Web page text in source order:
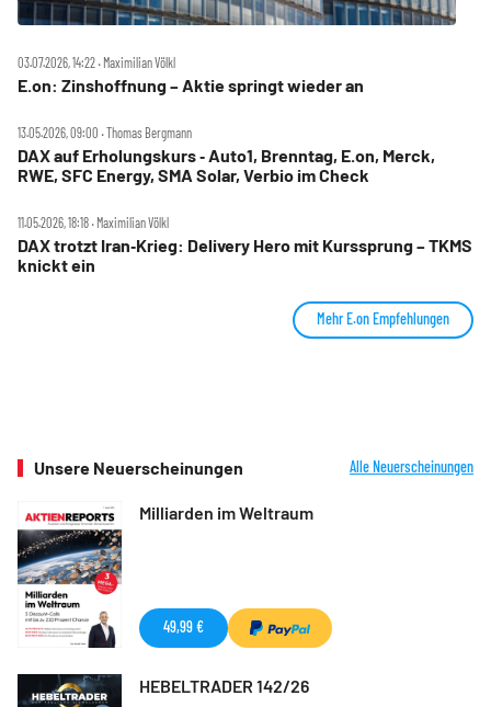
03.07.2026, 14:22 ‧ Maximilian Völkl
E.on: Zinshoffnung – Aktie springt wieder an
13.05.2026, 09:00 ‧ Thomas Bergmann
DAX auf Erholungskurs ‑ Auto1, Brenntag, E.on, Merck,
RWE, SFC Energy, SMA Solar, Verbio im Check
11.05.2026, 18:18 ‧ Maximilian Völkl
DAX trotzt Iran‑Krieg: Delivery Hero mit Kurssprung – TKMS
knickt ein
Mehr E.on Empfehlungen
Unsere Neuerscheinungen Alle Neuerscheinungen
Milliarden im Weltraum
49,99 €
HEBELTRADER 142/26